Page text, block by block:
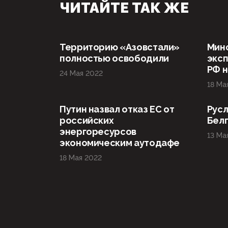
ЧИТАЙТЕ ТАК ЖЕ
Территорию «Азовстали»
полностью освободили
24 Мая 2022
РФ
18
Путин назвал отказ ЕС от
российских
энергоресурсов
экономическим аутодафе
18 Мая 2022
13